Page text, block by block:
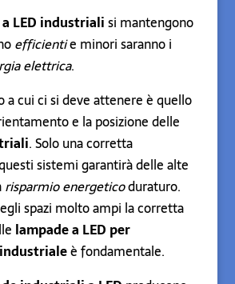
LED industrialisi mantengono
efficientie minori saranno i
elettrica.
a cui ci si deve attenere è quello
e la posizione delle
. Solo una corretta
sistemi garantirà delle alte
risparmio energeticoduraturo.
spazi molto ampi la corretta
lampade a LED per
è fondamentale.